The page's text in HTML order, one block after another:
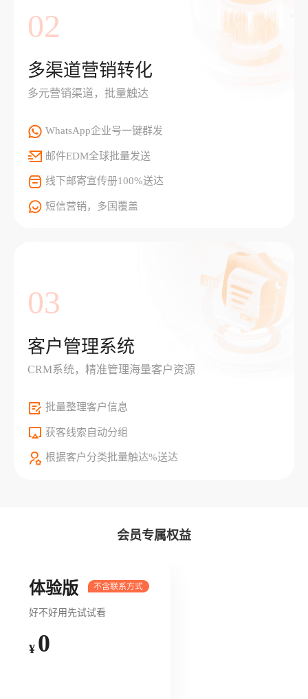
02
多渠道营销转化
多元营销渠道，批量触达
WhatsApp企业号一键群发
邮件EDM全球批量发送
线下邮寄宣传册100%送达
短信营销，多国覆盖
03
客户管理系统
CRM系统，精准管理海量客户资源
批量整理客户信息
获客线索自动分组
根据客户分类批量触达%送达
会员专属权益
体验版
好不好用先试试看
¥ 0